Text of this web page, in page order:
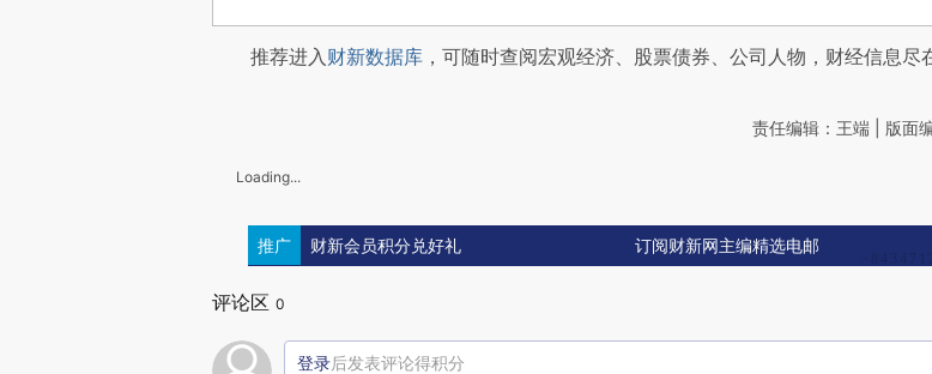
推荐进入财新数据库 ，可随时查阅宏观经济、股票债券、公司人物，财经信息尽
责任编辑：王端 | 版面
Loading...
推广 财新会员积分兑好礼 订阅财新网主编精选电邮
评论区 0
登录后发表评论得积分